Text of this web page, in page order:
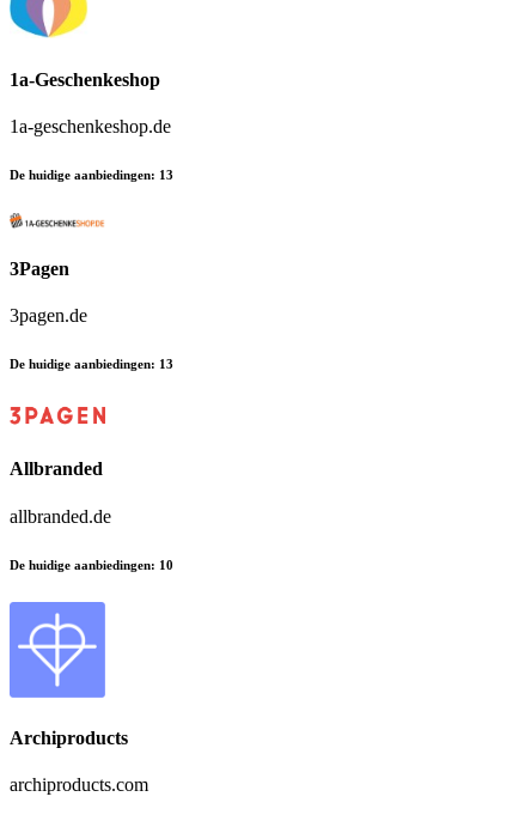
1a-Geschenkeshop
1a-geschenkeshop.de
De huidige aanbiedingen: 13
3Pagen
3pagen.de
De huidige aanbiedingen: 13
Allbranded
allbranded.de
De huidige aanbiedingen: 10
Archiproducts
archiproducts.com